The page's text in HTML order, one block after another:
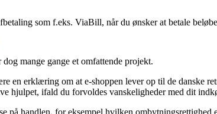
som f.eks. ViaBill, når du ønsker at betale
mange gange et omfattende projekt.
erklæring om at e-shoppen lever op til de danske
hjulpet, ifald du forvoldes vanskeligheder med dit
handlen, for eksempel hvilken ombytningsrettighed